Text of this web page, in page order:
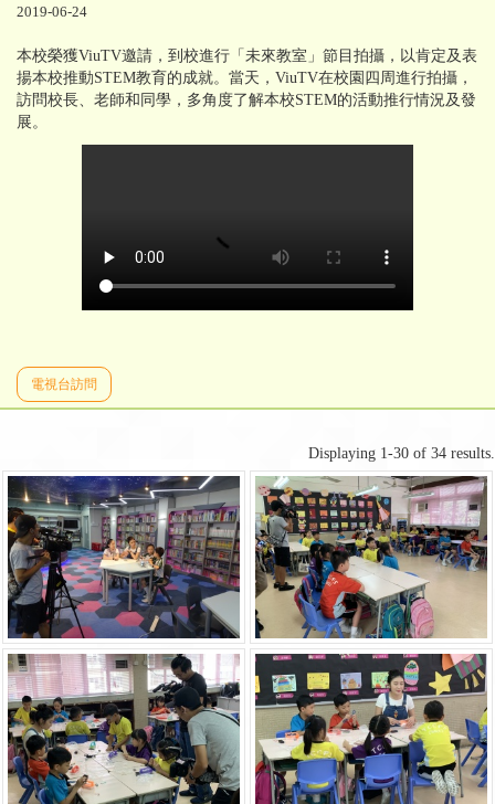
2019-06-24
本校榮獲ViuTV邀請，到校進行「未來教室」節目拍攝，以肯定及表
揚本校推動STEM教育的成就。當天，ViuTV在校園四周進行拍攝，
訪問校長、老師和同學，多角度了解本校STEM的活動推行情況及發
展。
電視台訪問
Displaying 1-30 of 34 results.